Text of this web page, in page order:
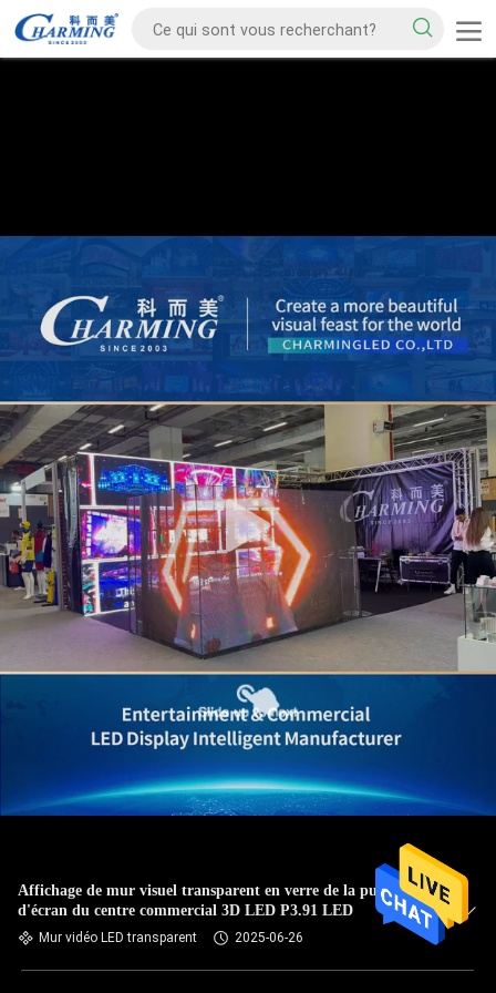
Affichage de mur visuel transparent en verre de la publicité
d'écran du centre commercial 3D LED P3.91 LED
Mur vidéo LED transparent 2025-06-26